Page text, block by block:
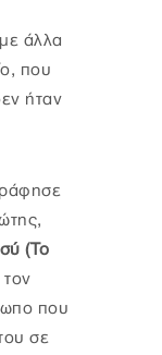
άλλα
που
ήταν
(Το
τον
που
σε